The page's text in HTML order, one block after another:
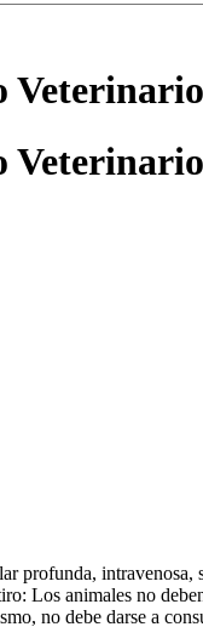
Veterinario
Veterinario
profunda,
Los animales no
no debe darse a